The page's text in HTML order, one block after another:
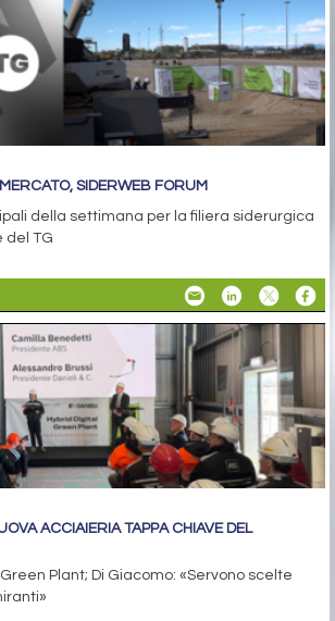
SIDERWEB FORUM
della settimana per la filiera siderurgica
del TG
ACCIAIERIA TAPPA CHIAVE DEL
Plant; Di Giacomo: «Servono scelte